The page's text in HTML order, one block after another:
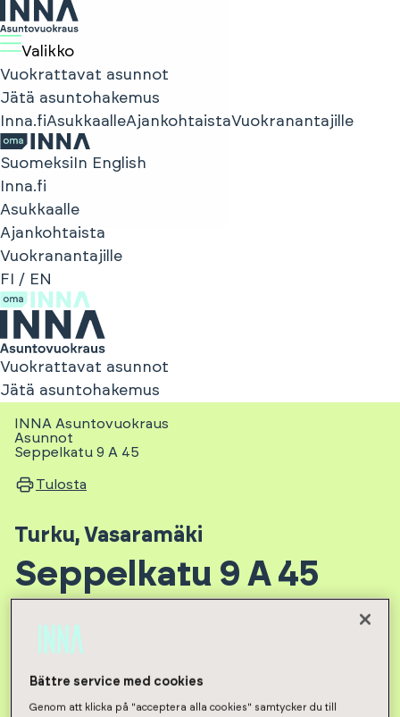
Valikko
Vuokrattavat asunnot
Jätä asuntohakemus
Inna.fiAsukkaalleAjankohtaistaVuokranantajille
Suomeksi In English
Inna.fi
Asukkaalle
Ajankohtaista
Vuokranantajille
FI
/ EN
Vuokrattavat asunnot
Jätä asuntohakemus
INNA Asuntovuokraus
Asunnot
Seppelkatu 9 A 45
Tulosta
Turku, Vasaramäki
Seppelkatu 9 A 45
Villenpuisto II
Bättre service med cookies
Genom att klicka på "acceptera alla cookies" samtycker du till